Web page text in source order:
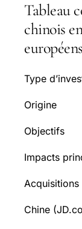
Tableau
chinois
Type
Origine
Objectifs
Impacts
Chine